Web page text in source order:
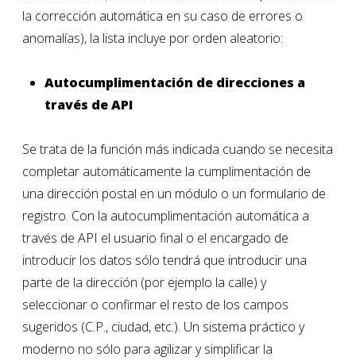
la corrección automática en su caso de errores o
anomalías), la lista incluye por orden aleatorio:
Autocumplimentación de direcciones a
través de API
Se trata de la función más indicada cuando se necesita
completar automáticamente la cumplimentación de
una dirección postal en un módulo o un formulario de
registro. Con la autocumplimentación automática a
través de API el usuario final o el encargado de
introducir los datos sólo tendrá que introducir una
parte de la dirección (por ejemplo la calle) y
seleccionar o confirmar el resto de los campos
sugeridos (C.P., ciudad, etc.). Un sistema práctico y
moderno no sólo para agilizar y simplificar la